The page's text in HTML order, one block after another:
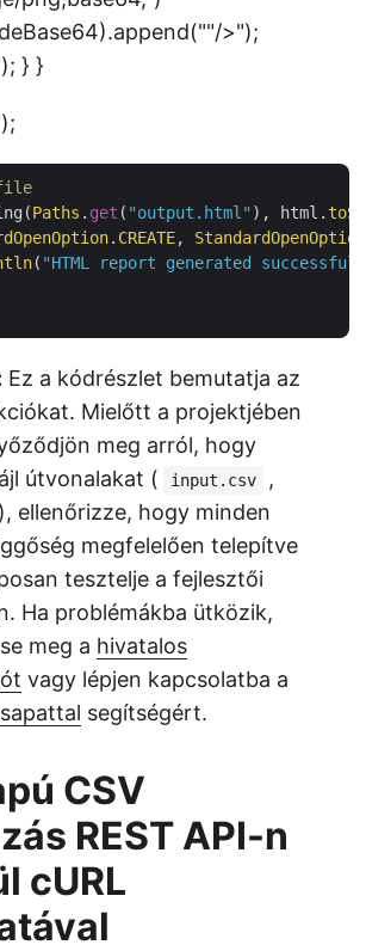
>");
} }
file
Paths . get ( "output.html" ), html.
. CREATE, StandardOpenOption
( "HTML report generated
Ez a kódrészlet bemutatja az
Mielőtt a projektjében
meg arról, hogy
útvonalakat (
input.csv ,
), ellenőrizze, hogy minden
megfelelően telepítve
tesztelje a fejlesztői
Ha problémákba ütközik,
meg a hivatalos
vagy lépjen kapcsolatba a
segítségért.
CSV
REST API-n
cURL